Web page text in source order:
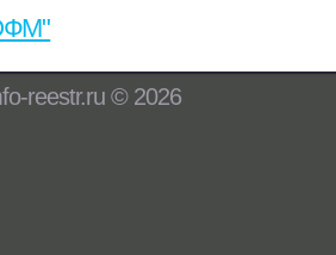
reestr.ru © 2026